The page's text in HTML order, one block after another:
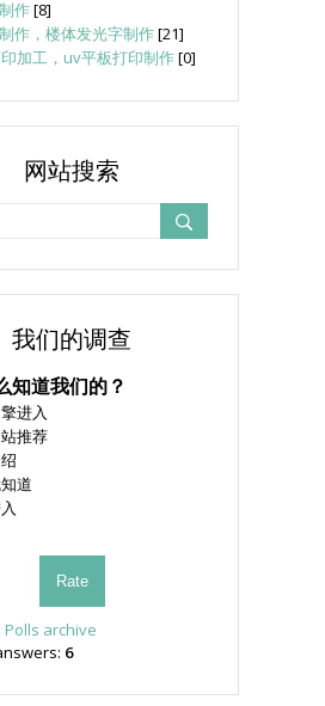
作[8]
作，楼体发光字制作[21]
加工，uv平板打印制作[0]
网站搜索
我们的调查
知道我们的？
进入
推荐
道
Polls archive
6